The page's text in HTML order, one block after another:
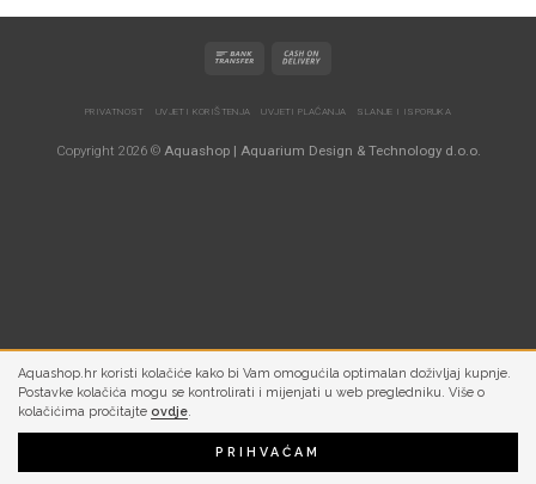
Aquashop.hr koristi kolačiće kako bi Vam omogućila optimalan doživljaj kupnje.
Postavke kolačića mogu se kontrolirati i mijenjati u web pregledniku. Više o
kolačićima pročitajte ovdje
PRIHVAĆAM
PRIVATNOST UVJETI KORIŠTENJA UVJETI PLAĆANJA SLANJE I ISPORUKA
Copyright 2026 © Aquashop | Aquarium Design & Technology d.o.o.